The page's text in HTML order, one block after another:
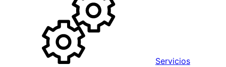
Servicios